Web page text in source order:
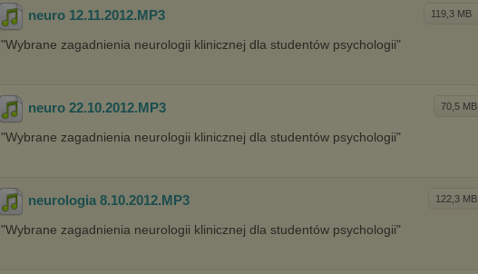
119,3 MB
neuro 12.11.2012.MP3
"Wybrane zagadnienia neurologii klinicznej dla studentów psychologii"
70,5 MB
neuro 22.10.2012.MP3
"Wybrane zagadnienia neurologii klinicznej dla studentów psychologii"
122,3 MB
neurologia 8.10.2012.MP3
"Wybrane zagadnienia neurologii klinicznej dla studentów psychologii"